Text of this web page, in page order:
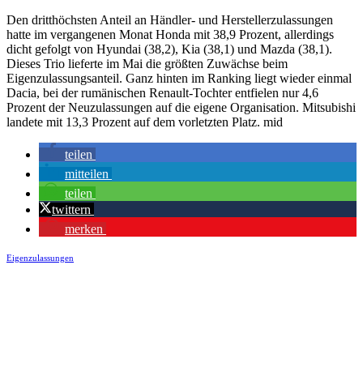
Den dritthöchsten Anteil an Händler- und Herstellerzulassungen
hatte im vergangenen Monat Honda mit 38,9 Prozent, allerdings
dicht gefolgt von Hyundai (38,2), Kia (38,1) und Mazda (38,1).
Dieses Trio lieferte im Mai die größten Zuwächse beim
Eigenzulassungsanteil. Ganz hinten im Ranking liegt wieder einmal
Dacia, bei der rumänischen Renault-Tochter entfielen nur 4,6
Prozent der Neuzulassungen auf die eigene Organisation. Mitsubishi
landete mit 13,3 Prozent auf dem vorletzten Platz. mid
teilen
mitteilen
teilen
twittern
merken
Eigenzulassungen